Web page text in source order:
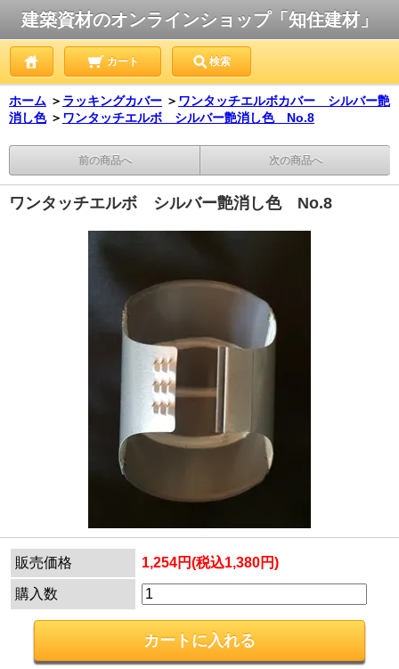
建築資材のオンラインショップ「知住建材」
カート 検索
ホーム ＞ ラッキングカバー ＞ ワンタッチエルボカバー シルバー艶
消し色 ＞ ワンタッチエルボ シルバー艶消し色 No.8
前の商品へ 次の商品へ
ワンタッチエルボ シルバー艶消し色 No.8
販売価格 1,254円(税込1,380円)
購入数